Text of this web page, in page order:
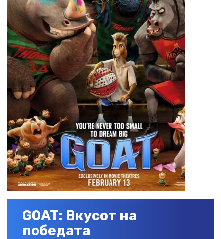
GOAT: Вкусот на
победата